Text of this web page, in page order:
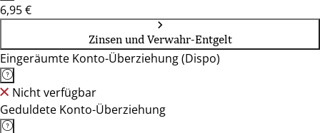
6,95 €
Zinsen und Verwahr-Entgelt
Eingeräumte Konto-Überziehung (Dispo)
Nicht verfügbar
Geduldete Konto-Überziehung